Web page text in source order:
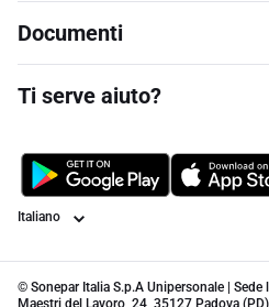
Documenti
Ti serve aiuto?
Lingua
© Sonepar Italia S.p.A Unipersonale |
Maestri del Lavoro, 24, 35127 Padova